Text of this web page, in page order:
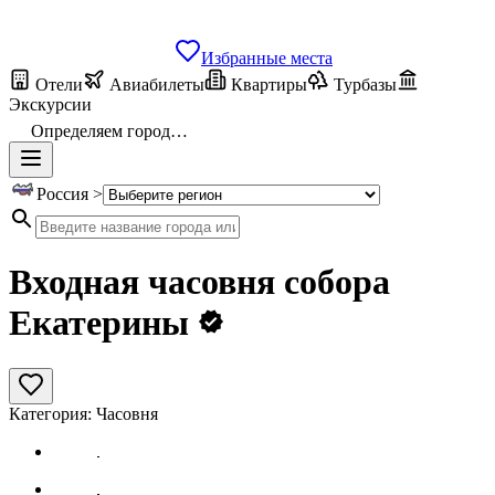
Избранные места
Отели
Авиабилеты Квартиры
Турбазы
Экскурсии
Определяем город…
Россия >
Входная часовня собора
Екатерины
Категория: Часовня